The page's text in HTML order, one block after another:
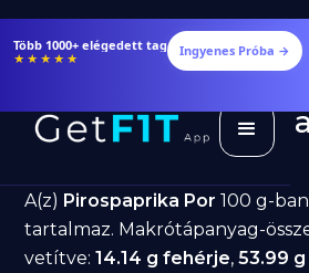
Étrendek, receptek és edzéstervek
★★★★★ Ingyenes
Pirospaprika Por
jó választás diéta
A(z) Pirospaprika Por 100 g-
tartalmaz. Makrótápanyag-
vetítve:14.14 g fehérje,53.99